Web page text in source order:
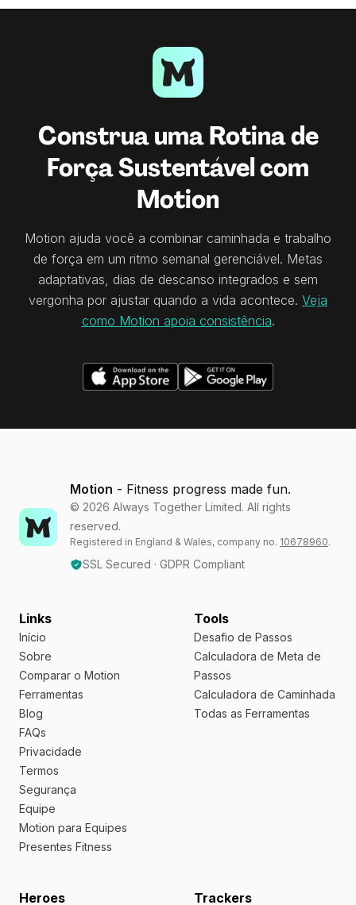
Construa uma Rotina de
Força Sustentável com
Motion
Motion ajuda você a combinar caminhada e trabalho
de força em um ritmo semanal gerenciável. Metas
adaptativas, dias de descanso integrados e sem
vergonha por ajustar quando a vida acontece. Veja
como Motion apoia consistência.
Motion - Fitness progress made fun.
© 2026 Always Together Limited. All rights
reserved.
Registered in England & Wales, company no. 10678960.
SSL Secured · GDPR Compliant
Links
Início
Sobre
Comparar o Motion
Ferramentas
Blog
FAQs
Privacidade
Termos
Segurança
Equipe
Motion para Equipes
Presentes Fitness
Tools
Desafio de Passos
Calculadora de Meta de
Passos
Calculadora de Caminhada
Todas as Ferramentas
Heroes Trackers